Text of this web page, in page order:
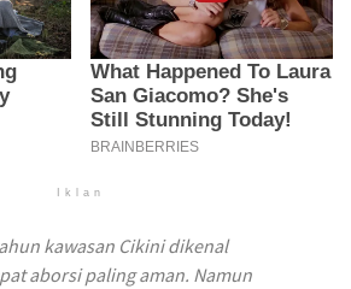
Iklan
kawasan Cikini dikenal
aborsi paling aman. Namun